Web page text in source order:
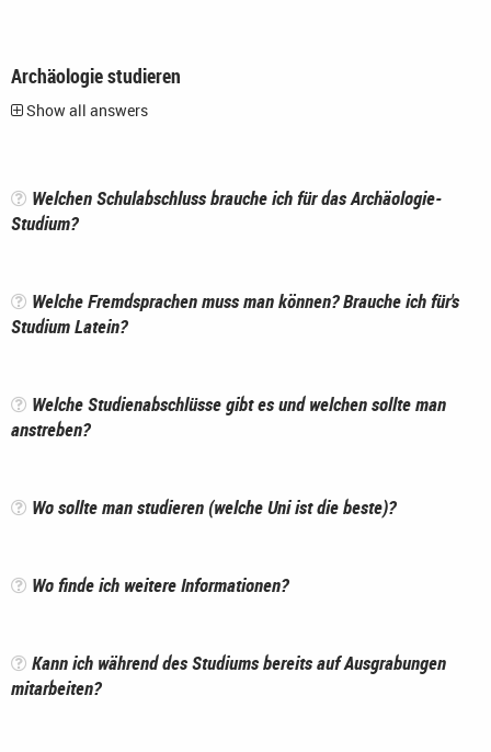
Archäologie studieren
Show all answers
Welchen Schulabschluss brauche ich für das Archäologie-
Studium?
Welche Fremdsprachen muss man können? Brauche ich für's
Studium Latein?
Welche Studienabschlüsse gibt es und welchen sollte man
anstreben?
Wo sollte man studieren (welche Uni ist die beste)?
Wo finde ich weitere Informationen?
Kann ich während des Studiums bereits auf Ausgrabungen
mitarbeiten?